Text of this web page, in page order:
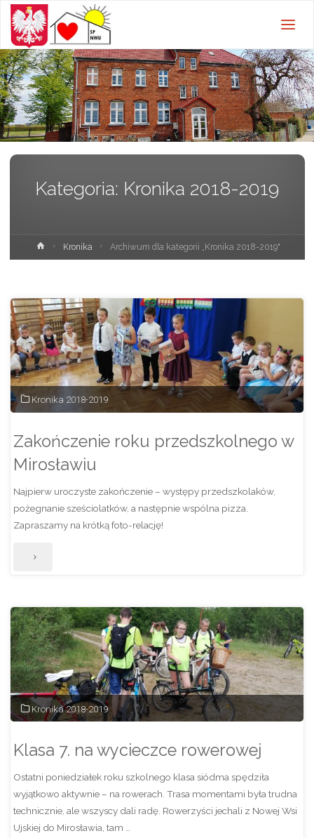
Ujskiej z
oddziałami
przedszkolnymi
Kategoria: Kronika 2018-2019
Strona
główna
Kronika Archiwum dla kategorii „Kronika 2018-2019"
Kronika 2018-2019
Zakończenie roku przedszkolnego w
Mirosławiu
Najpierw uroczyste zakończenie – występy przedszkolaków,
pożegnanie sześciolatków, a następnie wspólna pizza.
Zapraszamy na krótką foto-relację!
"Zakończenie
przedszkolnego
w
Mirosławiu"
Kronika 2018-2019
Klasa 7. na wycieczce rowerowej
Ostatni poniedziałek roku szkolnego klasa siódma spędziła
wyjątkowo aktywnie – na rowerach. Trasa momentami była trudna
technicznie, ale wszyscy dali radę. Rowerzyści jechali z Nowej Wsi
Ujskiej do Mirosławia, tam …